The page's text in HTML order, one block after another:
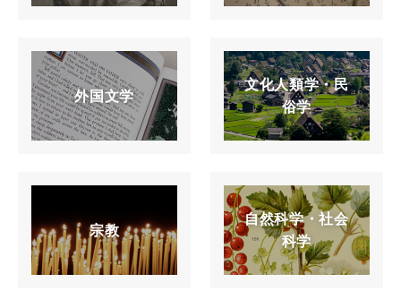
外国文学
文化人類学・民
俗学
宗教
自然科学・社会
科学